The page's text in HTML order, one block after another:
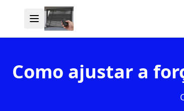
Como ajustar a